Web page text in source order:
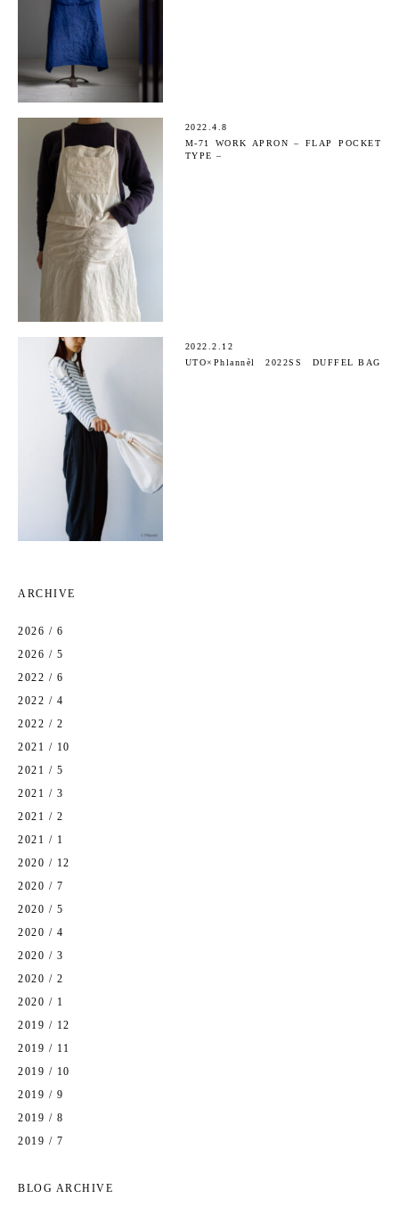
2022.4.8
M-71 WORK APRON – FLAP POCKET
TYPE –
2022.2.12
UTO×Phlannèl 2022SS DUFFEL BAG
ARCHIVE
2026 / 6
2026 / 5
2022 / 6
2022 / 4
2022 / 2
2021 / 10
2021 / 5
2021 / 3
2021 / 2
2021 / 1
2020 / 12
2020 / 7
2020 / 5
2020 / 4
2020 / 3
2020 / 2
2020 / 1
2019 / 12
2019 / 11
2019 / 10
2019 / 9
2019 / 8
2019 / 7
BLOG ARCHIVE